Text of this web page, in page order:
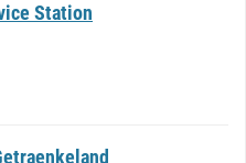
Station